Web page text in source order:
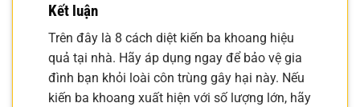
Kết luận
Trên đây là 8 cách diệt kiến ba khoang hiệu
quả tại nhà. Hãy áp dụng ngay để bảo vệ gia
đình bạn khỏi loài côn trùng gây hại này. Nếu
kiến ba khoang xuất hiện với số lượng lớn, hãy